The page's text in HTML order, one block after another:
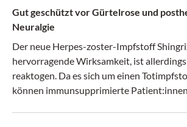
Gut geschützt vor Gürtelrose und
Neuralgie
Der neue Herpes-zoster-Impfstoff
hervorragende Wirksamkeit, ist
reaktogen. Da es sich um einen
können immunsupprimierte